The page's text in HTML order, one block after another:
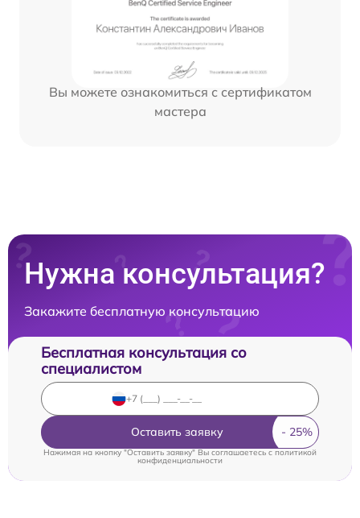
Вы можете ознакомиться с сертификатом
мастера
Нужна консультация?
Закажите бесплатную консультацию
Бесплатная консультация со
специалистом
Оставить заявку
Нажимая на кнопку "Оставить заявку" Вы соглашаетесь cполитикой
конфиденциальности